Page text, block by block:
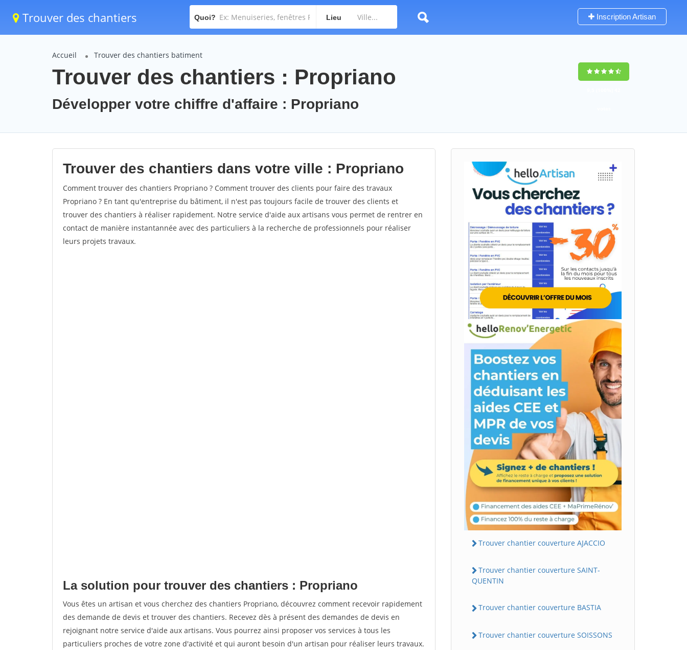
Trouver des chantiers Quoi? Lieu Inscription Artisan
Accueil Trouver des chantiers batiment
Trouver des chantiers : Propriano
Développer votre chiffre d'affaire : Propriano
Trouver des chantiers dans votre ville : Propriano
Comment trouver des chantiers Propriano ? Comment trouver des clients pour faire des travaux
Propriano ? En tant qu'entreprise du bâtiment, il n'est pas toujours facile de trouver des clients et
trouver des chantiers à réaliser rapidement. Notre service d'aide aux artisans vous permet de rentrer en
contact de manière instantannée avec des particuliers à la recherche de professionnels pour réaliser
leurs projets travaux.
La solution pour trouver des chantiers : Propriano
Vous êtes un artisan et vous cherchez des chantiers Propriano, découvrez comment recevoir rapidement
des demande de devis et trouver des chantiers. Recevez dès à présent des demandes de devis en
rejoignant notre service d'aide aux artisans. Vous pourrez ainsi proposer vos services à tous les
particuliers proches de votre zone d'activité et qui auront besoin d'un artisan pour réaliser leurs travaux.
Trouver chantier couverture AJACCIO
Trouver chantier couverture SAINT-
QUENTIN
Trouver chantier couverture BASTIA
Trouver chantier couverture SOISSONS